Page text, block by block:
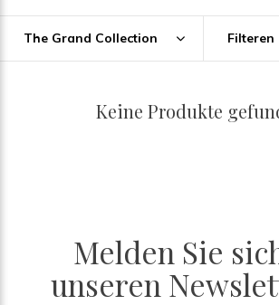
The Grand Collection Filteren
Keine Produkte
Melden Sie
unseren